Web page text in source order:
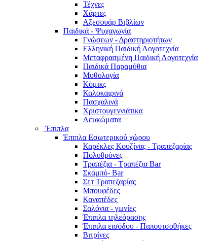
Τέχνες
Χάρτες
Αξεσουάρ Βιβλίων
Παιδικά - Ψυχαγωγία
Γνώσεων - Δραστηριοτήτων
Ελληνική Παιδική Λογοτεχνία
Μεταφρασμένη Παιδική Λογοτεχνία
Παιδικά Παραμύθια
Μυθολογία
Κόμικς
Καλοκαιρινά
Πασχαλινά
Χριστουγεννιάτικα
Λευκώματα
Έπιπλα
Έπιπλα Εσωτερικού χώρου
Καρέκλες Κουζίνας - Τραπεζαρίας
Πολυθρόνες
Τραπέζια - Τραπέζια Bar
Σκαμπό- Bar
Σετ Τραπεζαρίας
Μπουφέδες
Καναπέδες
Σαλόνια - γωνίες
Έπιπλα τηλεόρασης
Έπιπλα εισόδου - Παπουτσοθήκες
Βιτρίνες